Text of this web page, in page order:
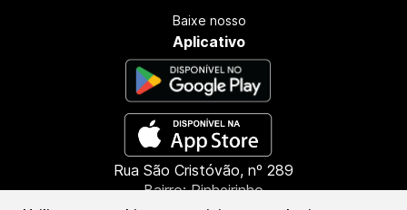
Rua São Cristóvão, nº 289
Bairro: Pinheirinho
Baixe nosso
Aplicativo